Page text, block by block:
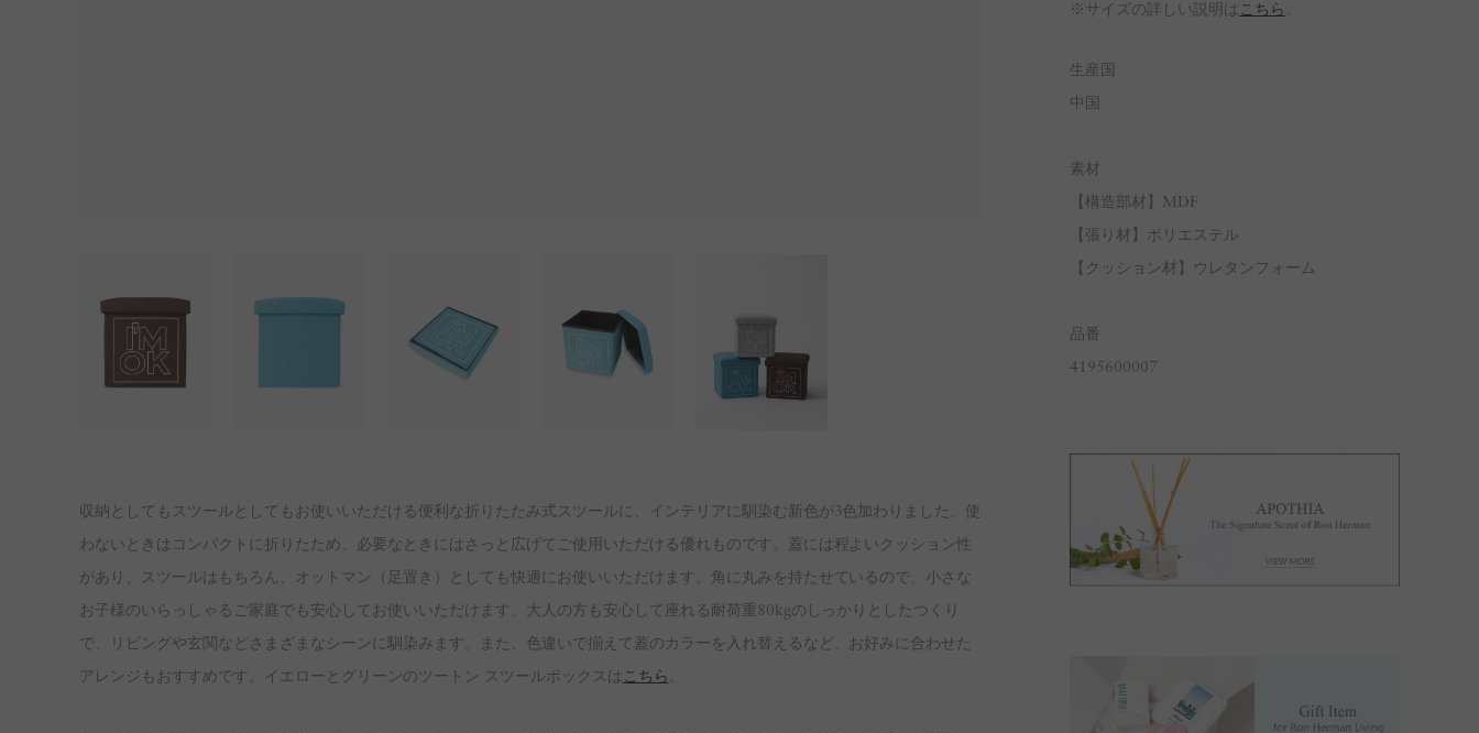
収納としてもスツールとしてもお使いいただける便利な折りたたみ式スツールに、インテリアに馴染む新色が3色加わりました。使
わないときはコンパクトに折りたため、必要なときにはさっと広げてご使用いただける優れものです。蓋には程よいクッション性
があり、スツールはもちろん、オットマン（足置き）としても快適にお使いいただけます。角に丸みを持たせているので、小さな
お子様のいらっしゃるご家庭でも安心してお使いいただけます。大人の方も安心して座れる耐荷重80kgのしっかりとしたつくり
で、リビングや玄関などさまざまなシーンに馴染みます。また、色違いで揃えて蓋のカラーを入れ替えるなど、お好みに合わせた
アレンジもおすすめです。イエローとグリーンのツートン スツールボックスは こちら
※サイズの詳しい説明は こちら
生産国
中国
素材
【構造部材】MDF
【張り材】ポリエステル
【クッション材】ウレタンフォーム
品番
4195600007